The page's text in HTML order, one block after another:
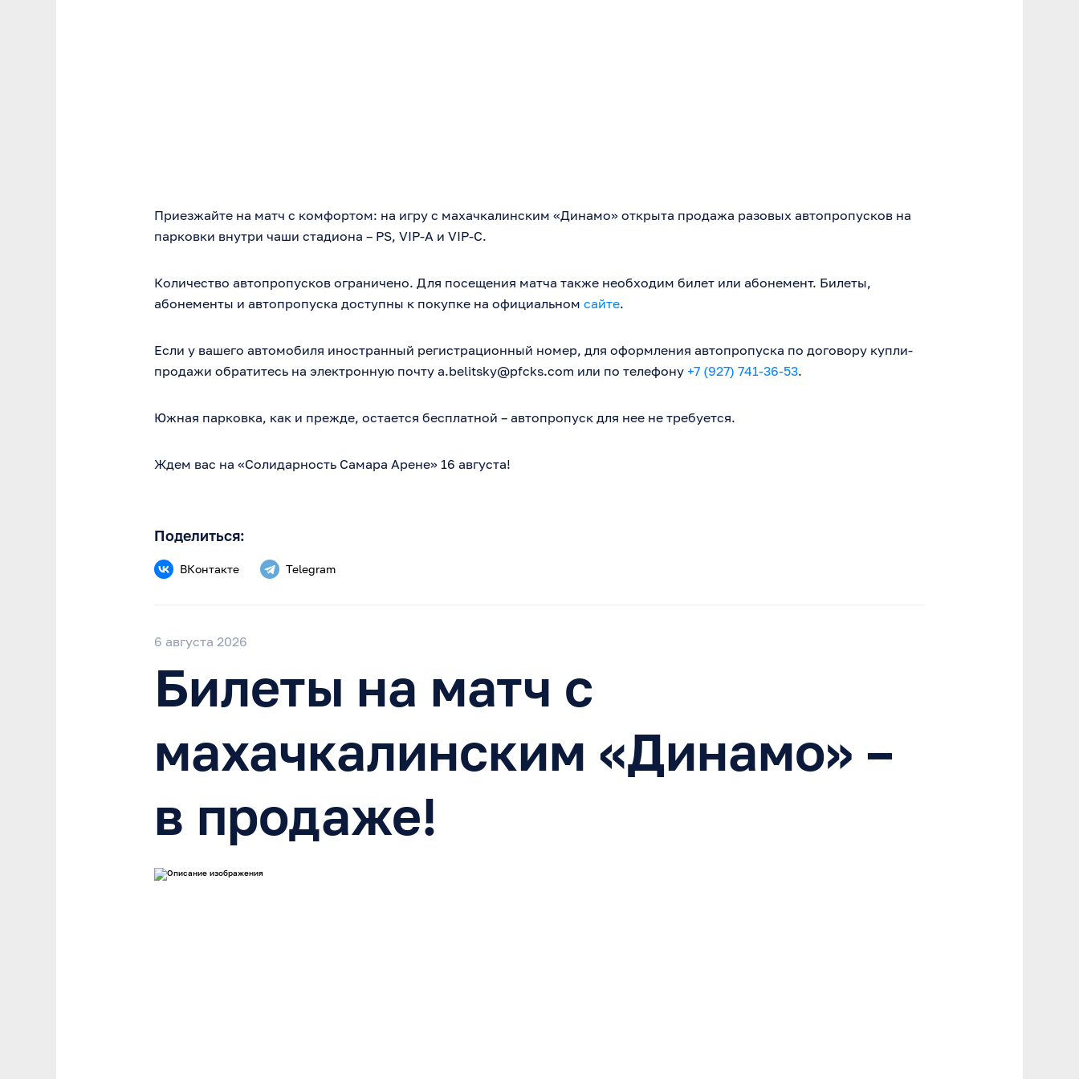
Приезжайте на матч с комфортом: на игру с махачкалинским «Динамо» открыта продажа разовых автопропусков на
парковки внутри чаши стадиона – PS, VIP-A и VIP-C.
Количество автопропусков ограничено. Для посещения матча также необходим билет или абонемент. Билеты,
абонементы и автопропуска доступны к покупке на официальном сайте.
Если у вашего автомобиля иностранный регистрационный номер, для оформления автопропуска по договору купли-
продажи обратитесь на электронную почту a.belitsky@pfcks.com или по телефону +7 (927) 741-36-53.
Южная парковка, как и прежде, остается бесплатной – автопропуск для нее не требуется.
Ждем вас на «Солидарность Самара Арене» 16 августа!
Поделиться:
ВКонтакте Telegram
6 августа 2026
Билеты на матч с
махачкалинским «Динамо» –
в продаже!